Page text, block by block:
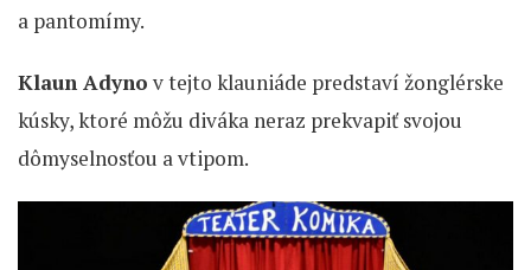
a pantomímy.
Klaun Adyno v tejto klauniáde predstaví žonglérske
kúsky, ktoré môžu diváka neraz prekvapiť svojou
dômyselnosťou a vtipom.